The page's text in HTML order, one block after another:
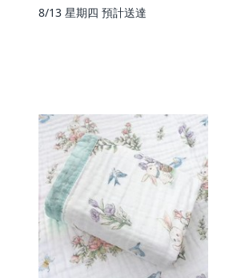
8/13 星期四 預計送達